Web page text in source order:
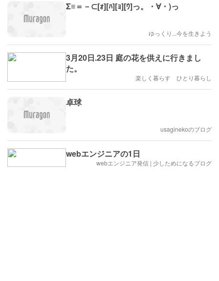
Σ≡＝－⊂[ｫ][ﾊ][ｮ][ｳ]っ。・∀・)っ
ゆっくり...今を生きよう
3月20日.23日 庭の花を供えに行きまし
た。
楽しく暮らす ひとり暮らし
卓球
usaginekoのブログ
webエンジニアの1日
webエンジニア発信 | 少しためになるブログ